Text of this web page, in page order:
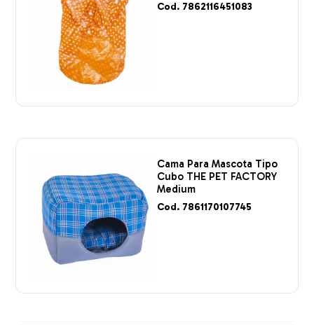
Cod. 7862116451083
Cama Para Mascota Tipo
Cubo THE PET FACTORY
Medium
Cod. 7861170107745